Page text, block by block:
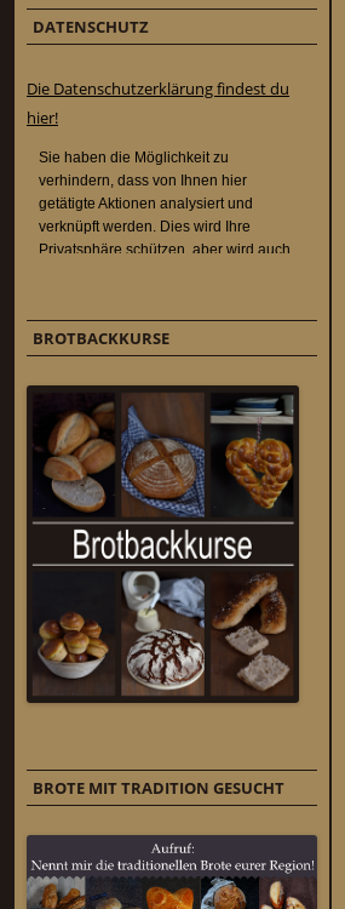
DATENSCHUTZ
Die Datenschutzerklärung findest du
hier!
BROTBACKKURSE
BROTE MIT TRADITION GESUCHT